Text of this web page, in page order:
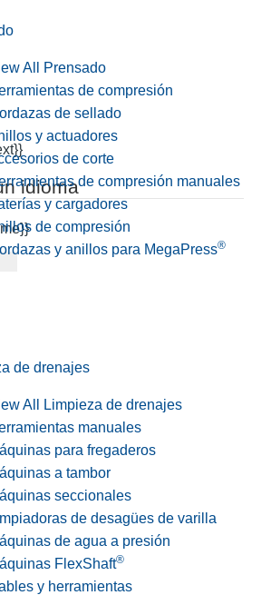
idioma
All Prensado
de compresión
de sellado
y actuadores
de corte
de compresión manuales
y cargadores
de compresión
y anillos para MegaPress®
de drenajes
All Limpieza de drenajes
manuales
para fregaderos
a tambor
seccionales
de desagües de varilla
de agua a presión
FlexShaft®
y herramientas